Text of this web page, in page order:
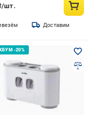
шт.
Доставим